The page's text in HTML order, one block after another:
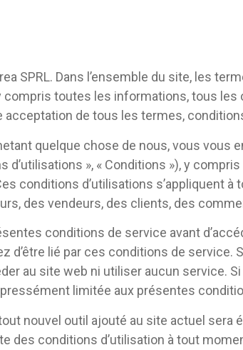
SPRL. Dans l’ensemble du site, les
compris toutes les informations, tous
acceptation de tous les termes,
quelque chose de nous, vous vous
d’utilisations », « Conditions »), y
conditions d’utilisations s’appliquent
des vendeurs, des clients, des
conditions de service avant
d’être lié par ces conditions de
au site web ni utiliser aucun service.
limitée aux présentes
nouvel outil ajouté au site actuel sera
des conditions d’utilisation à tout